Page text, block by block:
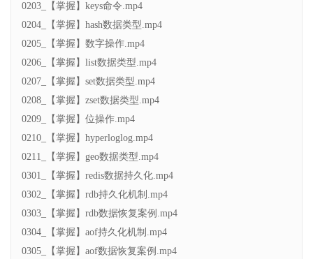
0203_【掌握】keys命令.mp4
0204_【掌握】hash数据类型.mp4
0205_【掌握】数字操作.mp4
0206_【掌握】list数据类型.mp4
0207_【掌握】set数据类型.mp4
0208_【掌握】zset数据类型.mp4
0209_【掌握】位操作.mp4
0210_【掌握】hyperloglog.mp4
0211_【掌握】geo数据类型.mp4
0301_【掌握】redis数据持久化.mp4
0302_【掌握】rdb持久化机制.mp4
0303_【掌握】rdb数据恢复案例.mp4
0304_【掌握】aof持久化机制.mp4
0305_【掌握】aof数据恢复案例.mp4